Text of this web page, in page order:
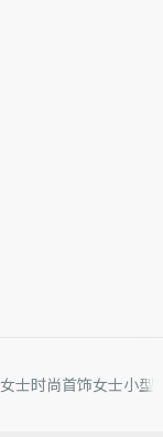
女士时尚首饰女士小型